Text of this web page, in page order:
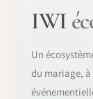
IWI
Un
du mariage,